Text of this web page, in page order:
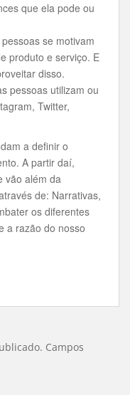
que ela pode ou
se motivam
produto e serviço. E
disso.
pessoas utilizam ou
Twitter,
a definir o
A partir daí,
vão além da
de: Narrativas,
os diferentes
a razão do nosso
Campos